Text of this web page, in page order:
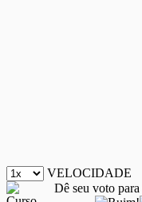
VELOCIDADE
Dê seu voto para